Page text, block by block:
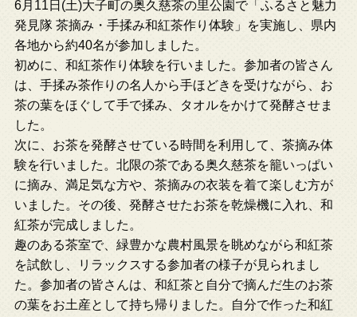
6月11日(土)大子町の奥久慈茶の里公園で「ふるさと魅力
発見隊 茶摘み・手揉み和紅茶作り体験」を実施し、県内
各地から約40名が参加しました。
初めに、和紅茶作り体験を行いました。参加者の皆さん
は、手揉み茶作りの名人から手ほどきを受けながら、お
茶の葉をほぐして手で揉み、タオルをかけて発酵させま
した。
次に、お茶を発酵させている時間を利用して、茶摘み体
験を行いました。北限の茶である奥久慈茶を籠いっぱい
に摘み、満足気な方や、茶摘みの衣装を着て楽しむ方が
いました。その後、発酵させたお茶を乾燥機に入れ、和
紅茶が完成しました。
趣のある茶室で、緑豊かな農村風景を眺めながら和紅茶
を試飲し、リラックスする参加者の様子が見られまし
た。参加者の皆さんは、和紅茶と自分で摘んだ生のお茶
の葉をお土産として持ち帰りました。自分で作った和紅